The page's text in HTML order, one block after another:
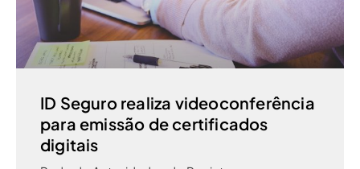
ID Seguro realiza videoconferência
para emissão de certificados
digitais